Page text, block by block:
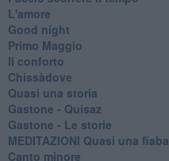
L'amore
Good night
Primo Maggio
Il conforto
Chissàdove
Quasi una storia
Gastone - Quisaz
Gastone - Le storie
MEDITAZIONI Quasi una fiaba
Canto minore